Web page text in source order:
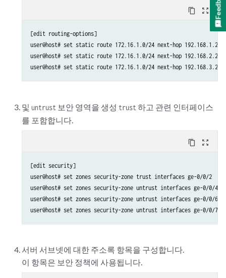
content_copy zoom_out_map
[edit routing-options]
user@host# set static route 172.16.1.0/24 next-hop 192.168.1.2
user@host# set static route 172.16.1.0/24 next-hop 192.168.2.2
및 untrust 보안 영역을 생성 trust하고 관련 인터페이스
를 포함합니다.
content_copy zoom_out_map
[edit security]
user@host# set zones security-zone trust interfaces ge-0/0/2
user@host# set zones security-zone untrust interfaces ge-0/0/4
user@host# set zones security-zone untrust interfaces ge-0/0/6
서버 서브넷에 대한 주소록 항목을 구성합니다.
이 항목은 보안 정책에 사용됩니다.